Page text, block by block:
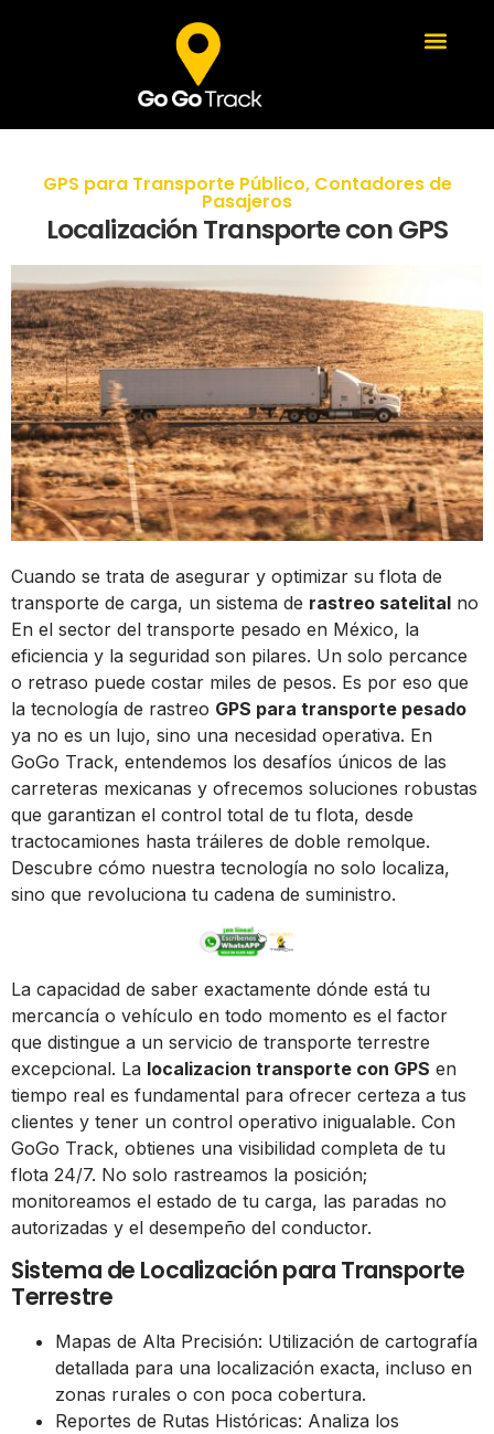
GPS para Transporte Público, Contadores de
Pasajeros
Localización Transporte con GPS
Cuando se trata de asegurar y optimizar su flota de
transporte de carga, un sistema de rastreo satelital no
En el sector del transporte pesado en México, la
eficiencia y la seguridad son pilares. Un solo percance
o retraso puede costar miles de pesos. Es por eso que
la tecnología de rastreo GPS para transporte pesado
ya no es un lujo, sino una necesidad operativa. En
GoGo Track, entendemos los desafíos únicos de las
carreteras mexicanas y ofrecemos soluciones robustas
que garantizan el control total de tu flota, desde
tractocamiones hasta tráileres de doble remolque.
Descubre cómo nuestra tecnología no solo localiza,
sino que revoluciona tu cadena de suministro.
La capacidad de saber exactamente dónde está tu
mercancía o vehículo en todo momento es el factor
que distingue a un servicio de transporte terrestre
excepcional. La localizacion transporte con GPS en
tiempo real es fundamental para ofrecer certeza a tus
clientes y tener un control operativo inigualable. Con
GoGo Track, obtienes una visibilidad completa de tu
flota 24/7. No solo rastreamos la posición;
monitoreamos el estado de tu carga, las paradas no
autorizadas y el desempeño del conductor.
Sistema de Localización para Transporte
Terrestre
Mapas de Alta Precisión: Utilización de cartografía
detallada para una localización exacta, incluso en
zonas rurales o con poca cobertura.
Reportes de Rutas Históricas: Analiza los